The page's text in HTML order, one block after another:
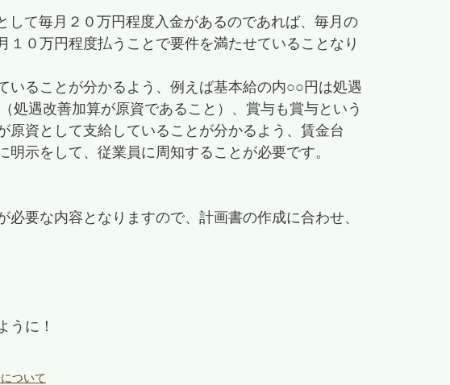
て毎月２０万円程度入金があるのであれば、毎月の
０万円程度払うことで要件を満たせていることなり
いることが分かるよう、例えば基本給の内○○円は処遇
処遇改善加算が原資であること）、賞与も賞与という
資として支給していることが分かるよう、賃金台
示をして、従業員に周知することが必要です。
要な内容となりますので、計画書の作成に合わせ、
うに！
ついて